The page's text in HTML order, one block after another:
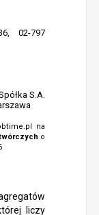
02-797
S.A.
na
o
liczy